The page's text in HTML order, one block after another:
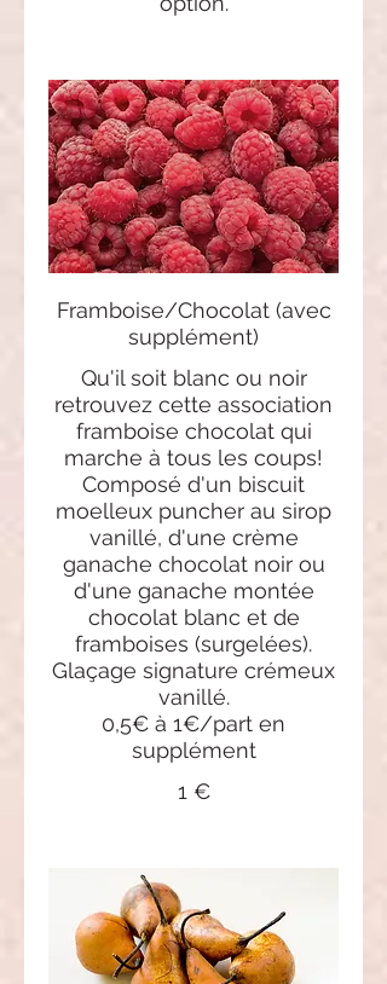
Framboise/Chocolat (avec
supplément)
Qu'il soit blanc ou noir
retrouvez cette association
framboise chocolat qui
marche à tous les coups!
Composé d'un biscuit
moelleux puncher au sirop
vanillé, d'une crème
ganache chocolat noir ou
d'une ganache montée
chocolat blanc et de
framboises (surgelées).
Glaçage signature crémeux
vanillé.
0,5€ à 1€/part en
supplément
1 €